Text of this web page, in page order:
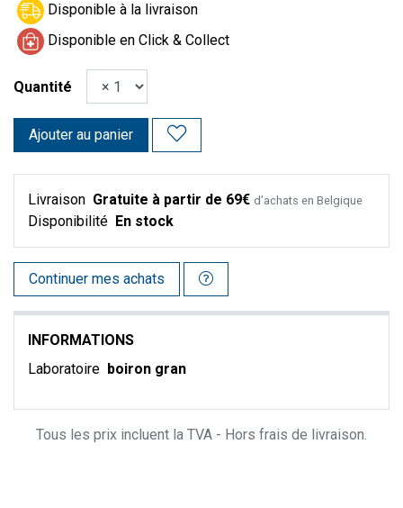
Disponible à la livraison
Disponible en Click & Collect
Quantité
Ajouter au panier
Livraison Gratuite à partir de 69€ d’achats en Belgique
Disponibilité En stock
Continuer mes achats
INFORMATIONS
Laboratoire boiron gran
Tous les prix incluent la TVA - Hors frais de livraison.